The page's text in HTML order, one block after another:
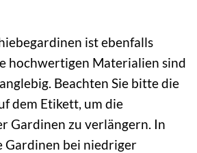
ist ebenfalls
hochwertigen Materialien sind
Beachten Sie bitte die
dem Etikett, um die
Gardinen zu verlängern. In
Gardinen bei niedriger